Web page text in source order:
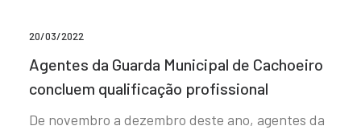
20/03/2022
Agentes da Guarda Municipal de Cachoeiro
concluem qualificação profissional
De novembro a dezembro deste ano, agentes da